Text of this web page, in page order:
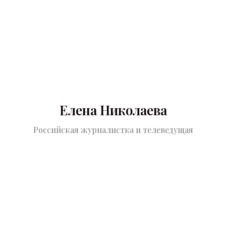
Елена Николаева
Российская журналистка и телеведущая